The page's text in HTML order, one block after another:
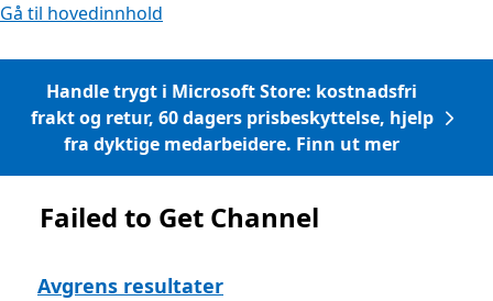
Gå til hovedinnhold
Handle trygt i Microsoft Store: kostnadsfri
frakt og retur, 60 dagers prisbeskyttelse, hjelp
fra dyktige medarbeidere. Finn ut mer
Liste Microsoft.com
Failed to Get Channel
Avgrens resultater